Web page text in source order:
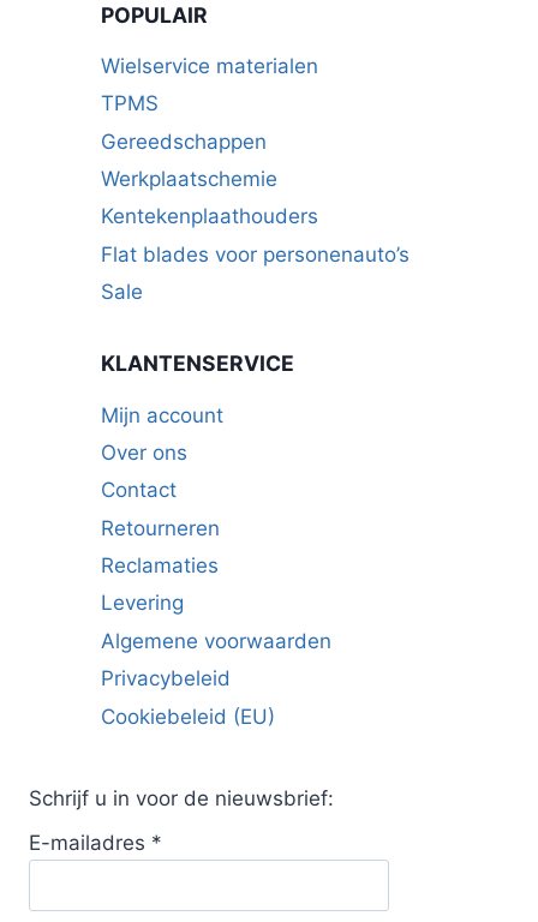
POPULAIR
Wielservice materialen
TPMS
Gereedschappen
Werkplaatschemie
Kentekenplaathouders
Flat blades voor personenauto’s
Sale
KLANTENSERVICE
Mijn account
Over ons
Contact
Retourneren
Reclamaties
Levering
Algemene voorwaarden
Privacybeleid
Cookiebeleid (EU)
Schrijf u in voor de nieuwsbrief:
E-mailadres *